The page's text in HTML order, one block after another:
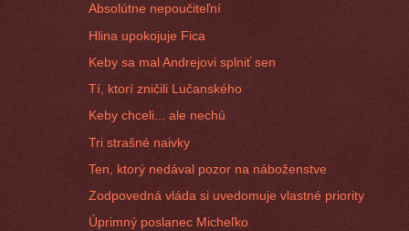
Absolútne nepoučiteľní
Hlina upokojuje Fica
Keby sa mal Andrejovi splniť sen
Tí, ktorí zničili Lučanského
Keby chceli... ale nechú
Tri strašné naivky
Ten, ktorý nedával pozor na náboženstve
Zodpovedná vláda si uvedomuje vlastné priority
Úprimný poslanec Micheľko